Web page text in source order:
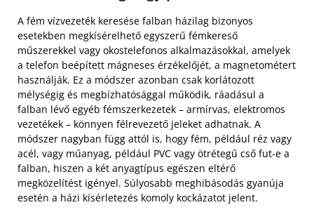
A fém vízvezeték keresése falban házilag bizonyos
esetekben megkísérelhető egyszerű fémkereső
műszerekkel vagy okostelefonos alkalmazásokkal, amelyek
a telefon beépített mágneses érzékelőjét, a magnetométert
használják. Ez a módszer azonban csak korlátozott
mélységig és megbízhatósággal működik, ráadásul a
falban lévő egyéb fémszerkezetek – armírvas, elektromos
vezetékek – könnyen félrevezető jeleket adhatnak. A
módszer nagyban függ attól is, hogy fém, például réz vagy
acél, vagy műanyag, például PVC vagy ötrétegű cső fut-e a
falban, hiszen a két anyagtípus egészen eltérő
megközelítést igényel. Súlyosabb meghibásodás gyanúja
esetén a házi kísérletezés komoly kockázatot jelent.